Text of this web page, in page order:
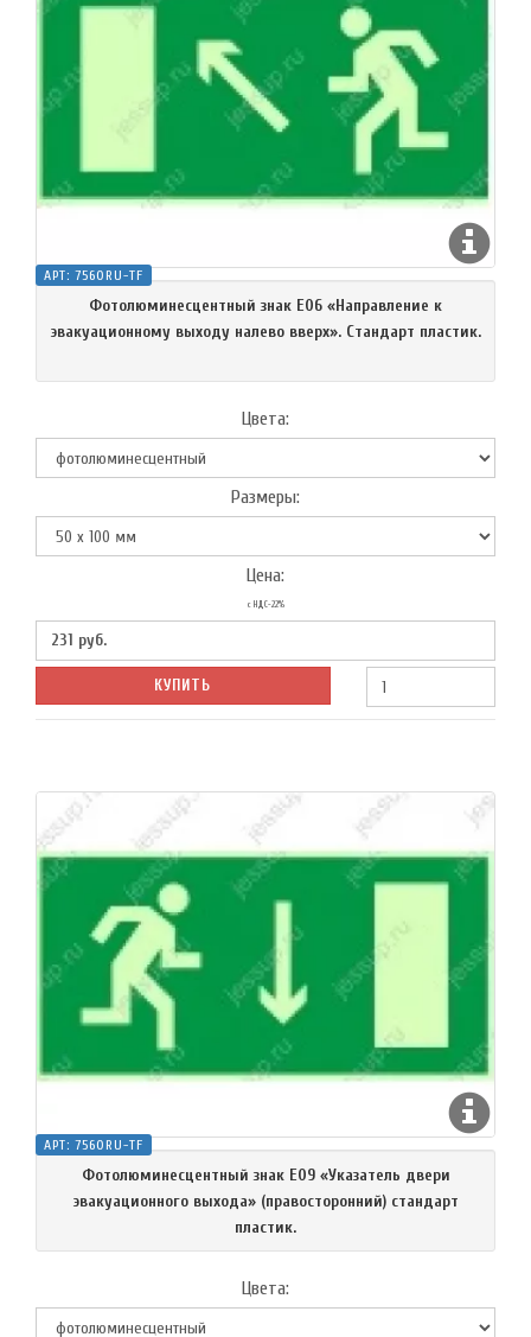
АРТ: 7560RU-TF
Фотолюминесцентный знак Е06 «Направление к
эвакуационному выходу налево вверх». Стандарт пластик.
Цвета:
Размеры:
Цена:
с НДС-22%
231 руб.
КУПИТЬ
АРТ: 7560RU-TF
Фотолюминесцентный знак Е09 «Указатель двери
эвакуационного выхода» (правосторонний) стандарт
пластик.
Цвета: